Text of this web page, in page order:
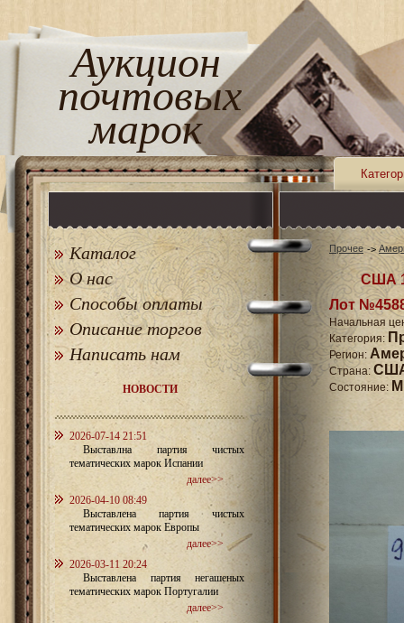
Аукцион
почтовых
марок
Каталог
О нас
Способы оплаты
Описание торгов
Написать нам
НОВОСТИ
2026-07-14 21:51
Выставлна партия чистых
тематических марок Испании
далее>>
2026-04-10 08:49
Выставлена партия чистых
тематических марок Европы
далее>>
2026-03-11 20:24
Выставлена партия негашеных
тематических марок Португалии
далее>>
Прочее
США
Лот
Начальная
Категория:
Регион:
Страна:
Состояние: